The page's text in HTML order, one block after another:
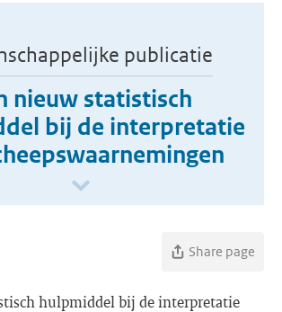
publicatie
nieuw statistisch
bij de interpretatie
Share page
hulpmiddel bij de interpretatie